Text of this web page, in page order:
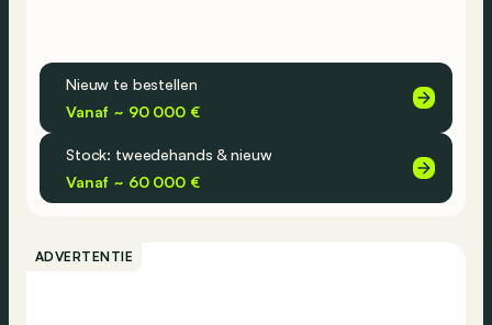
Nieuw te bestellen
Vanaf ~ 90 000 €
Stock: tweedehands & nieuw
Vanaf ~ 60 000 €
ADVERTENTIE